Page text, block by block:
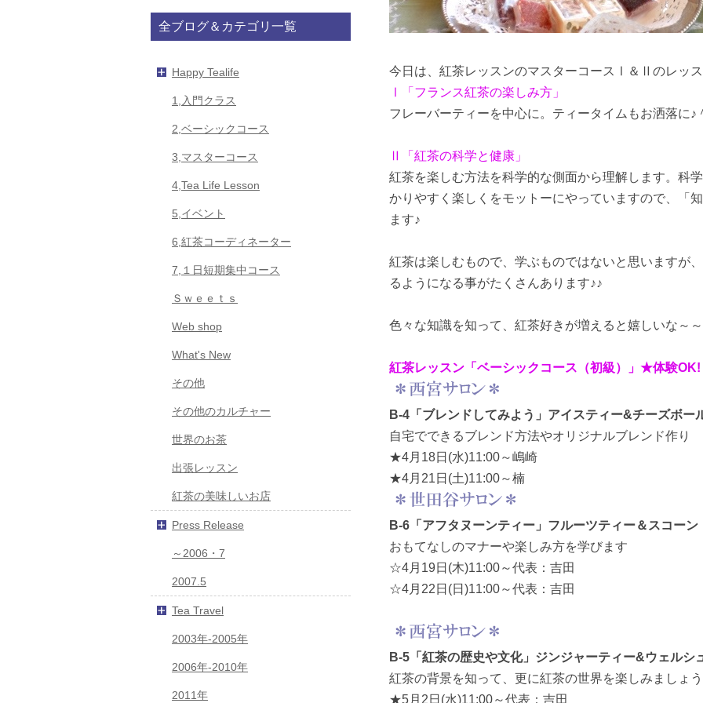
今日は、紅茶レッスンのマスターコースⅠ＆Ⅱのレッス
Ⅰ「フランス紅茶の楽しみ方」
フレーバーティーを中心に。ティータイムもお洒落に♪
Ⅱ「紅茶の科学と健康」
紅茶を楽しむ方法を科学的な側面から理解します。科
かりやすく楽しくをモットーにやっていますので、「
ます♪
紅茶は楽しむもので、学ぶものではないと思いますが
るようになる事がたくさんあります♪♪
色々な知識を知って、紅茶好きが増えると嬉しいな～～
紅茶レッスン「ベーシックコース（初級）」★体験OK!
B-4「ブレンドしてみよう」アイスティー&チーズボー
自宅でできるブレンド方法やオリジナルブレンド作り
★4月18日(水)11:00～嶋崎
★4月21日(土)11:00～楠
B-6「アフタヌーンティー」フルーツティー＆スコーン
おもてなしのマナーや楽しみ方を学びます
☆4月19日(木)11:00～代表：吉田
☆4月22日(日)11:00～代表：吉田
B-5「紅茶の歴史や文化」ジンジャーティー&ウェルシ
紅茶の背景を知って、更に紅茶の世界を楽しみましょう
★5月2日(水)11:00～代表：吉田
全ブログ＆カテゴリ一覧
Happy Tealife
1,入門クラス
2,ベーシックコース
3,マスターコース
4,Tea Life Lesson
5,イベント
6,紅茶コーディネーター
7,１日短期集中コース
Ｓｗｅｅｔｓ
Web shop
What's New
その他
その他のカルチャー
世界のお茶
出張レッスン
紅茶の美味しいお店
Press Release
～2006・7
2007.5
Tea Travel
2003年-2005年
2006年-2010年
2011年